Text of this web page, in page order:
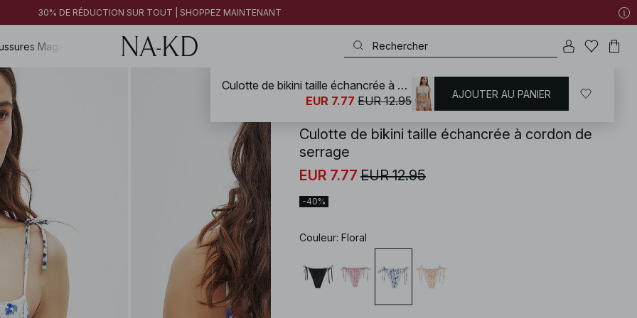
30% DE RÉDUCTION SUR TOUT | SHOPPEZ MAINTENANT
FINAL SALE | SHOPPEZ MAINTENANT
30% DE RÉDUCTION SUR TOUT | SHOPPEZ MAINTENANT
Magazine
NA-KD / Maillots de bain / Bikinis Mix & match
Culotte de bikini taille échancrée à cordon de
serrage
EUR 7.77 EUR 12.95
-40%
Couleur: Floral
Culotte de bikini taille échancrée à cordon de serrage
EUR 7.77 EUR 12.95 AJOUTER AU PANIER